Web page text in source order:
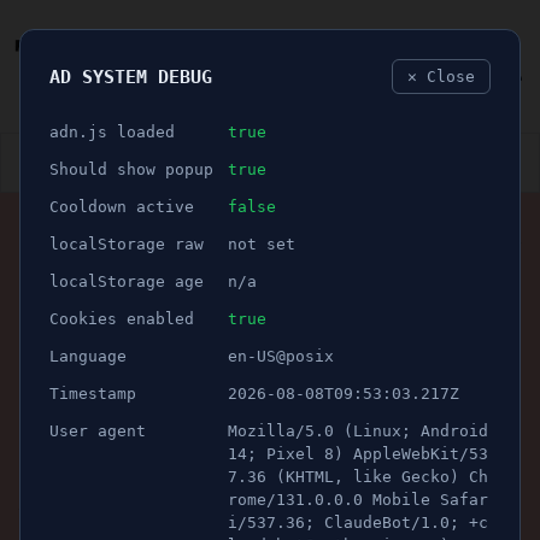
👮🏻‍♂️ BLÅLJUS ÅSIKTER SPORT
ANNONS
SPORT
Tredje raka segern och
serieledning för Nykvarn -
“Vi är där vi hör hemma”
Publicerad 3 oktober 2021 02:00
Uppdaterad 16 juni 2026 23:10
Bild/Foto: RG Foto-Media.
AD SYSTEM DEBUG ✕ Close
adn.js loaded true
Should show popup true
Cooldown active false
localStorage raw not set
localStorage age n/a
Cookies enabled true
Language en-US@posix
Timestamp 2026-08-08T09:53:03.217Z
User agent
Mozilla/5.0 (Linux; Android
14; Pixel 8) AppleWebKit/53
7.36 (KHTML, like Gecko) Ch
rome/131.0.0.0 Mobile Safar
i/537.36; ClaudeBot/1.0; +c